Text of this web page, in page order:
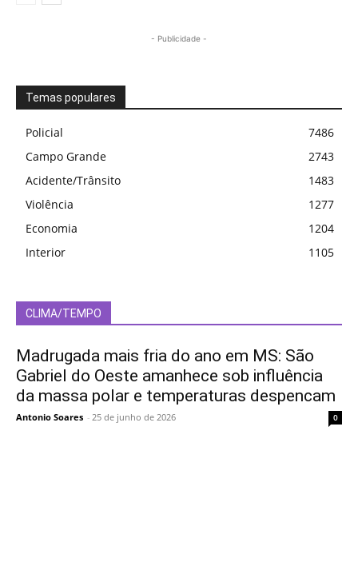
- Publicidade -
Temas populares
Policial
7486
Campo Grande
2743
Acidente/Trânsito
1483
Violência
1277
Economia
1204
Interior
1105
CLIMA/TEMPO
Madrugada mais fria do ano em MS: São
Gabriel do Oeste amanhece sob influência
da massa polar e temperaturas despencam
Antonio Soares - 25 de junho de 2026 0